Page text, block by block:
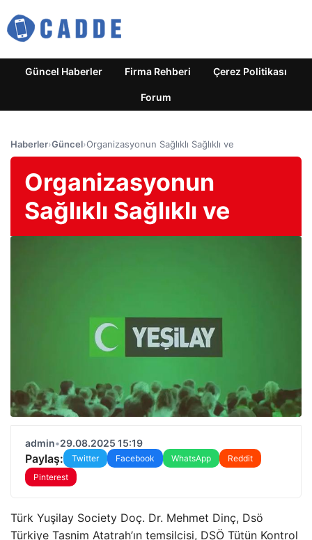
Güncel Haberler Firma Rehberi Çerez Politikası
Forum
Haberler›Güncel›Organizasyonun Sağlıklı Sağlıklı ve
Organizasyonun
Sağlıklı Sağlıklı ve
admin•29.08.2025 15:19
Paylaş: Twitter Facebook WhatsApp
Reddit
Pinterest
Türk Yuşilay Society Doç. Dr. Mehmet Dinç, Dsö
Türkiye Tasnim Atatrah’ın temsilcisi, DSÖ Tütün Kontrol